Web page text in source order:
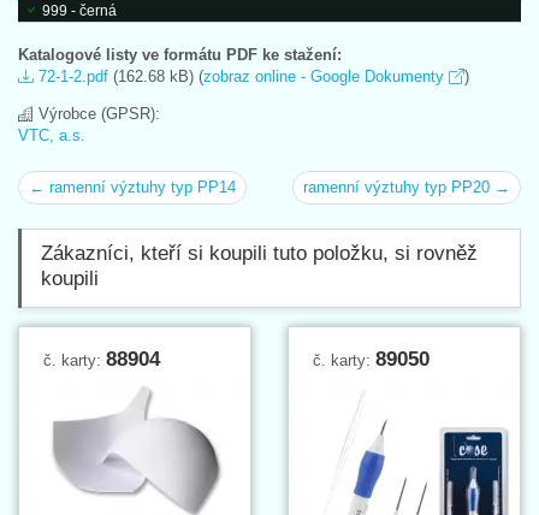
999 - černá
Katalogové listy ve formátu PDF ke stažení:
72-1-2.pdf (162.68 kB) (zobraz online - Google Dokumenty )
Výrobce (GPSR):
VTC, a.s.
← ramenní výztuhy typ PP14 ramenní výztuhy typ PP20 →
Zákazníci, kteří si koupili tuto položku, si rovněž
koupili
č. karty: 88904 č. karty: 89050